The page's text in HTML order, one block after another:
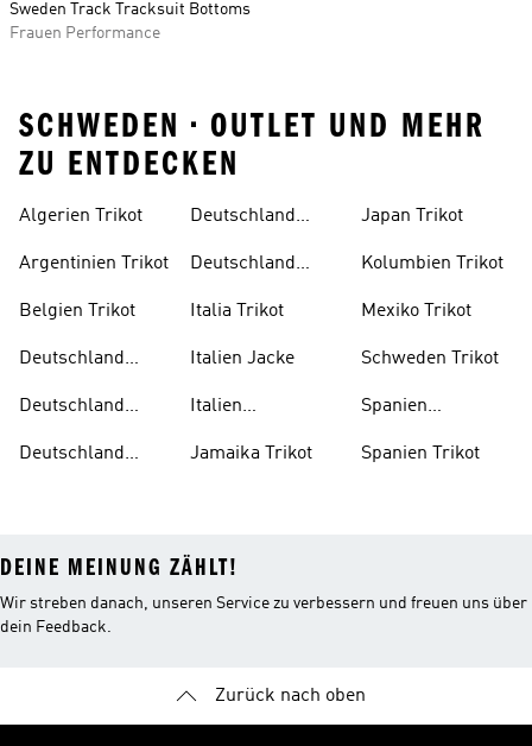
Sweden Track Tracksuit Bottoms
Frauen Performance
SCHWEDEN • OUTLET UND MEHR
ZU ENTDECKEN
Algerien Trikot
Argentinien Trikot
Belgien Trikot
Deutschland
Deutschland
Deutschland
Deutschland
Deutschland
Italia Trikot
Italien Jacke
Italien
Jamaika Trikot
Japan Trikot
Kolumbien Trikot
Mexiko Trikot
Schweden Trikot
Spanien
Spanien Trikot
DEINE MEINUNG ZÄHLT!
Wir streben danach, unseren Service zu verbessern und freuen uns über
dein Feedback.
Zurück nach oben